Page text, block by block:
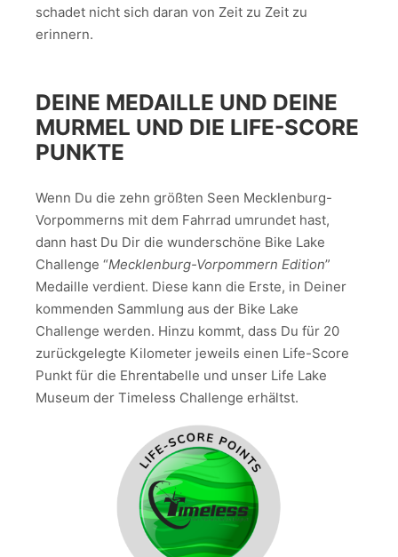
schadet nicht sich daran von Zeit zu Zeit zu
erinnern.
DEINE MEDAILLE UND DEINE
MURMEL UND DIE LIFE-SCORE
PUNKTE
Wenn Du die zehn größten Seen Mecklenburg-
Vorpommerns mit dem Fahrrad umrundet hast,
dann hast Du Dir die wunderschöne Bike Lake
Challenge “Mecklenburg-Vorpommern Edition”
Medaille verdient. Diese kann die Erste, in Deiner
kommenden Sammlung aus der Bike Lake
Challenge werden. Hinzu kommt, dass Du für 20
zurückgelegte Kilometer jeweils einen Life-Score
Punkt für die Ehrentabelle und unser Life Lake
Museum der Timeless Challenge erhältst.